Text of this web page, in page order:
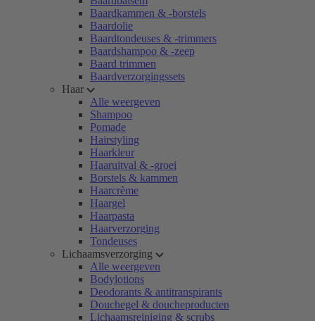
Baardkammen & -borstels
Baardolie
Baardtondeuses & -trimmers
Baardshampoo & -zeep
Baard trimmen
Baardverzorgingssets
Haar
Alle weergeven
Shampoo
Pomade
Hairstyling
Haarkleur
Haaruitval & -groei
Borstels & kammen
Haarcrème
Haargel
Haarpasta
Haarverzorging
Tondeuses
Lichaamsverzorging
Alle weergeven
Bodylotions
Deodorants & antitranspirants
Douchegel & doucheproducten
Lichaamsreiniging & scrubs